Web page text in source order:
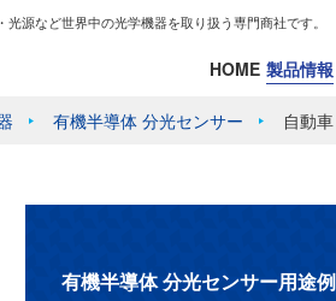
源など世界中の光学機器を取り扱う専門商社です。
HOME 製品情報
有機半導体 分光センサー 自動
有機半導体 分光センサー用途例